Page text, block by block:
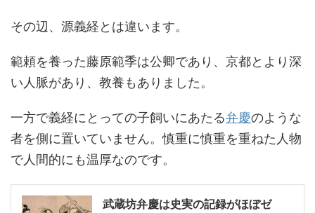
その辺、源義経とは違います。
範頼を養った藤原範季は公卿であり、京都とより深
い人脈があり、教養もありました。
一方で義経にとっての子飼いにあたる弁慶のような
者を側に置いていません。慎重に慎重を重ねた人物
で人間的にも温厚なのです。
武蔵坊弁慶は史実の記録がほぼゼ